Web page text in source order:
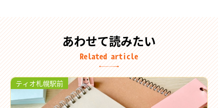
あわせて読みたい
Related article
ティオ札幌駅前